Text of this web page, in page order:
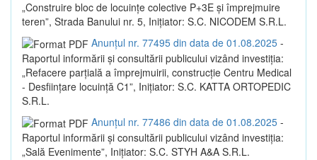
„Construire bloc de locuințe colective P+3E și împrejmuire
teren”, Strada Banului nr. 5, Inițiator: S.C. NICODEM S.R.L.
Anunțul nr. 77495 din data de 01.08.2025 -
Raportul informării și consultării publicului vizând investiția:
„Refacere parțială a împrejmuirii, construcție Centru Medical
- Desființare locuință C1”, Inițiator: S.C. KATTA ORTOPEDIC
S.R.L.
Anunțul nr. 77486 din data de 01.08.2025 -
Raportul informării și consultării publicului vizând investiția:
„Sală Evenimente”, Inițiator: S.C. STYH A&A S.R.L.